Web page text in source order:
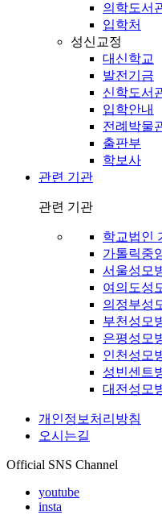
의학도서
입학처
성신교정
대신학교
발전기금
신학도서
입학안내
전례박물
출판부
학보사
관련 기관
관련 기관
학교법인
가톨릭중
서울성모
여의도성
의정부성
부천성모
은평성모
인천성모
성빈센트
대전성모
개인정보처리방침
오시는길
Official SNS Channel
youtube
insta